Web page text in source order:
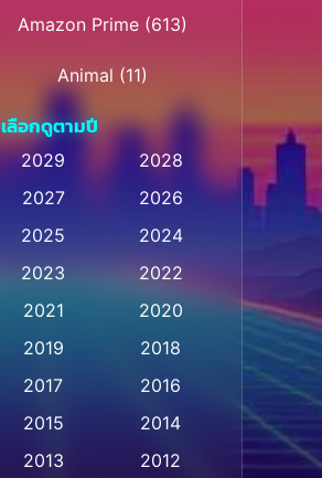
Amazon Prime(613)
Animal (11)
Animation การ์ตูน
Animation การ์ตูน(32)
Animation อนิเมชั่น(1)
Animation แอนิเมชัน(1)
Anthology (2)
เลือกดูตามปี
2029
2028
2027
2026
2025
2024
2023
2022
2021
2020
2019
2018
2017
2016
2015
2014
2013
2012